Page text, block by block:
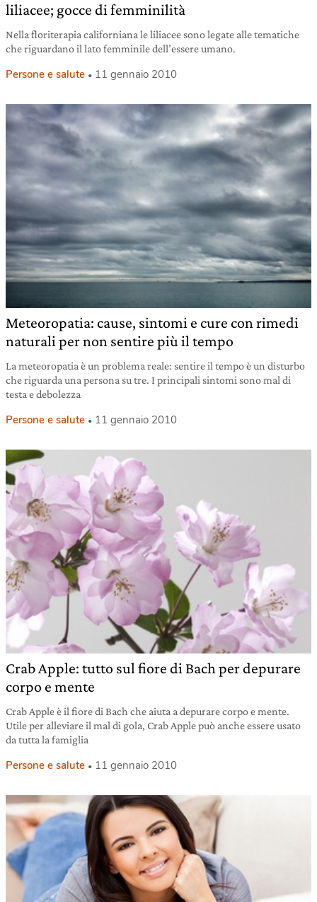
liliacee; gocce di femminilità
Nella floriterapia californiana le liliacee sono legate alle tematiche
che riguardano il lato femminile dell’essere umano.
Persone e salute 11 gennaio 2010
Meteoropatia: cause, sintomi e cure con rimedi
naturali per non sentire più il tempo
La meteoropatia è un problema reale: sentire il tempo è un disturbo
che riguarda una persona su tre. I principali sintomi sono mal di
testa e debolezza
Persone e salute 11 gennaio 2010
Crab Apple: tutto sul fiore di Bach per depurare
corpo e mente
Crab Apple è il fiore di Bach che aiuta a depurare corpo e mente.
Utile per alleviare il mal di gola, Crab Apple può anche essere usato
da tutta la famiglia
Persone e salute 11 gennaio 2010